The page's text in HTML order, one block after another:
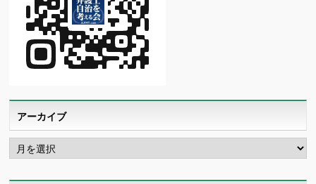
アーカイブ
ア
ー
カ